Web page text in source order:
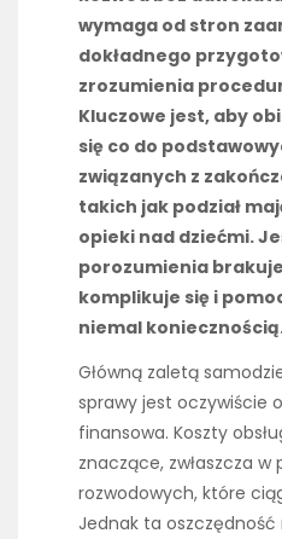
wymaga od stron
dokładnego
zrozumienia
Kluczowe jest, aby
się co do
związanych z
takich jak podział
opieki nad dziećmi.
porozumienia
komplikuje się i
niemal
Główną zaletą
sprawy jest oczywiście
finansowa. Koszty
znaczące, zwłaszcza w
rozwodowych, które
Jednak ta oszczędność